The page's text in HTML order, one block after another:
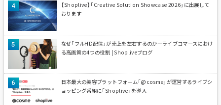
【Shoplive】「Creative Solution Showcase 2026」に出展して
おります
なぜ「フルHD配信」が売上を左右するのか—ライブコマースにおけ
る高画質の4つの役割 | Shopliveブログ
日本最大の美容プラットフォーム「@cosme」が運営するライブシ
ョッピング番組に「Shoplive」を導入